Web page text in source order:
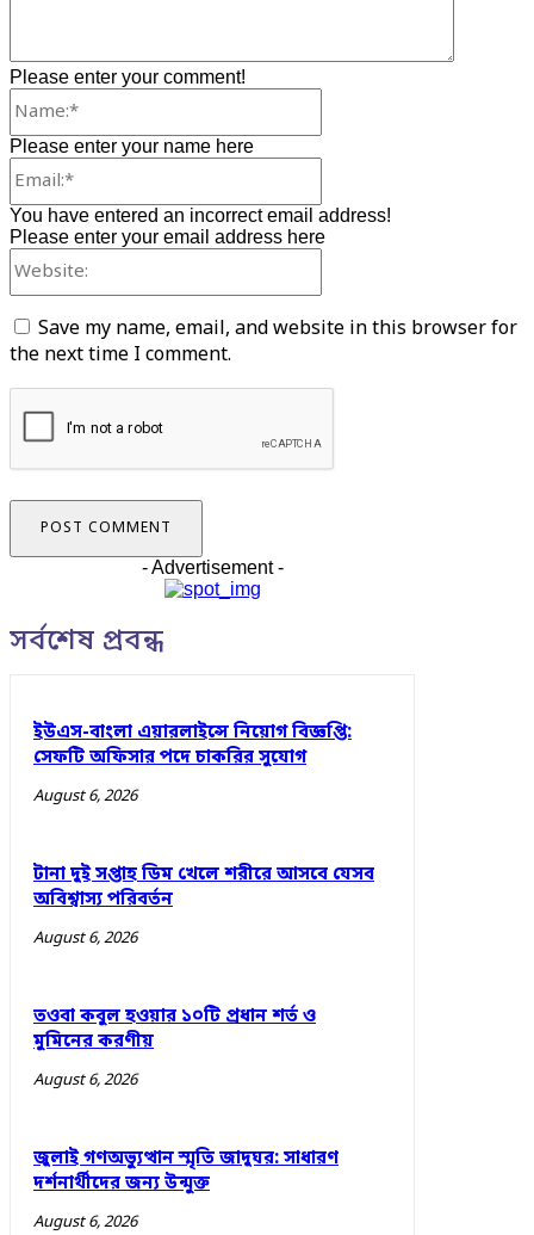
Please enter your comment!
Please enter your name here
You have entered an incorrect email address!
Please enter your email address here
Save my name, email, and website in this browser for
the next time I comment.
- Advertisement -
সর্বশেষ প্রবন্ধ
ইউএস-বাংলা এয়ারলাইন্সে নিয়োগ বিজ্ঞপ্তি:
সেফটি অফিসার পদে চাকরির সুযোগ
August 6, 2026
টানা দুই সপ্তাহ ডিম খেলে শরীরে আসবে যেসব
অবিশ্বাস্য পরিবর্তন
August 6, 2026
তওবা কবুল হওয়ার ১০টি প্রধান শর্ত ও
মুমিনের করণীয়
August 6, 2026
জুলাই গণঅভ্যুত্থান স্মৃতি জাদুঘর: সাধারণ
দর্শনার্থীদের জন্য উন্মুক্ত
August 6, 2026